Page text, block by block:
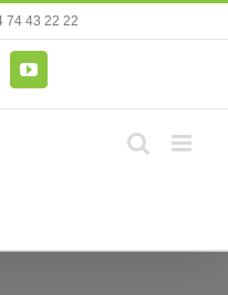
74 43 22 22
YouTube